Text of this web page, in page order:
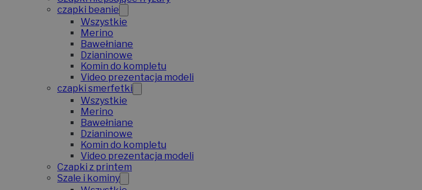
czapki beanie
Wszystkie
Merino
Bawełniane
Dzianinowe
Komin do kompletu
Video prezentacja modeli
czapki smerfetki
Wszystkie
Merino
Bawełniane
Dzianinowe
Komin do kompletu
Video prezentacja modeli
Czapki z printem
Szale i kominy